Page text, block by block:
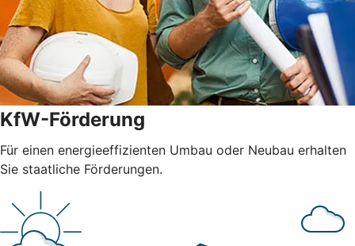
KfW-Förderung
Für einen energieeffizienten Umbau oder Neubau erhalten
Sie staatliche Förderungen.